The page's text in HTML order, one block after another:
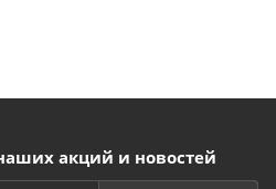
акций и новостей